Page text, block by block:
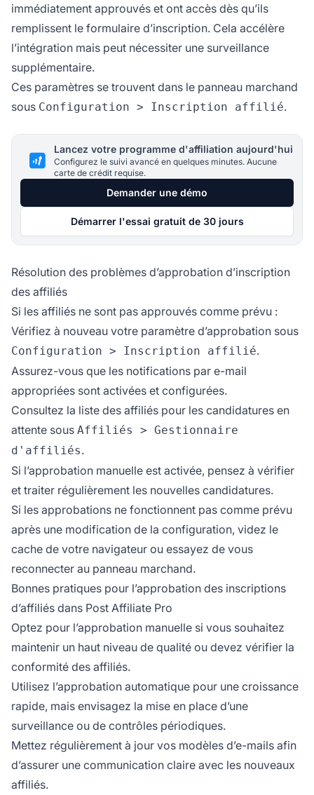
immédiatement approuvés et ont accès dès qu’ils
remplissent le formulaire d’inscription. Cela accélère
l’intégration mais peut nécessiter une surveillance
supplémentaire.
Ces paramètres se trouvent dans le panneau marchand
sous Configuration > Inscription affilié.
Lancez votre programme d'affiliation aujourd'hui
Configurez le suivi avancé en quelques minutes. Aucune
carte de crédit requise.
Demander une démo
Démarrer l'essai gratuit de 30 jours
Résolution des problèmes d’approbation d’inscription
des affiliés
Si les affiliés ne sont pas approuvés comme prévu :
Vérifiez à nouveau votre paramètre d’approbation sous
Configuration > Inscription affilié.
Assurez-vous que les notifications par e-mail
appropriées sont activées et configurées.
Consultez la liste des affiliés pour les candidatures en
attente sous Affiliés > Gestionnaire
d'affiliés.
Si l’approbation manuelle est activée, pensez à vérifier
et traiter régulièrement les nouvelles candidatures.
Si les approbations ne fonctionnent pas comme prévu
après une modification de la configuration, videz le
cache de votre navigateur ou essayez de vous
reconnecter au panneau marchand.
Bonnes pratiques pour l’approbation des inscriptions
d’affiliés dans Post Affiliate Pro
Optez pour l’approbation manuelle si vous souhaitez
maintenir un haut niveau de qualité ou devez vérifier la
conformité des affiliés.
Utilisez l’approbation automatique pour une croissance
rapide, mais envisagez la mise en place d’une
surveillance ou de contrôles périodiques.
Mettez régulièrement à jour vos modèles d’e-mails afin
d’assurer une communication claire avec les nouveaux
affiliés.